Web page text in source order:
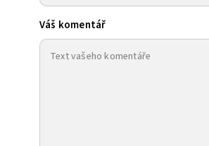
Váš komentář